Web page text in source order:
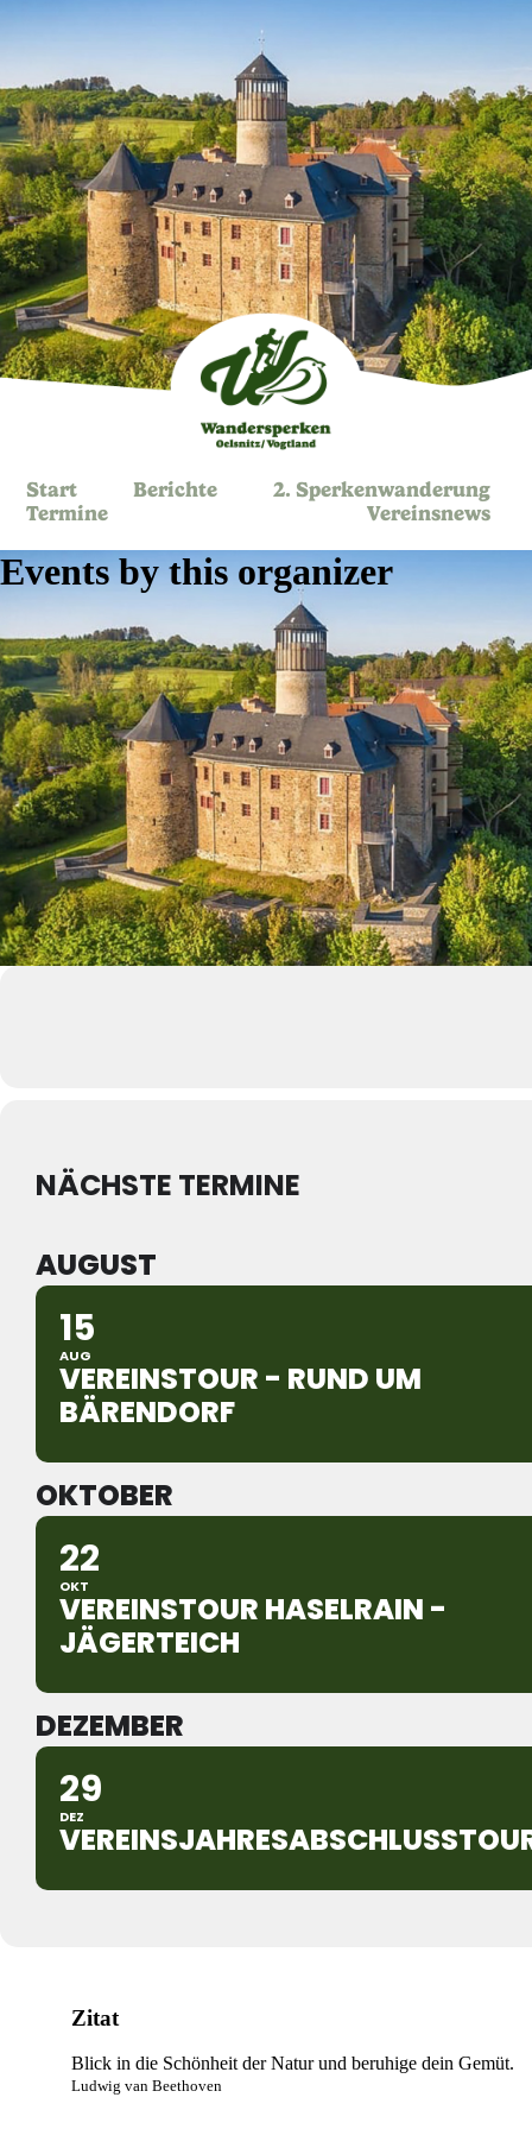
Start Berichte
2. Sperkenwanderung
Termine
Vereinsnews
Events by this organizer
NÄCHSTE TERMINE
AUGUST
15
AUG
VEREINSTOUR - RUND UM
BÄRENDORF
OKTOBER
22
OKT
VEREINSTOUR HASELRAIN -
JÄGERTEICH
DEZEMBER
29
DEZ
Zitat
Blick in die Schönheit der Natur und beruhige dein Gemüt.
Ludwig van Beethoven